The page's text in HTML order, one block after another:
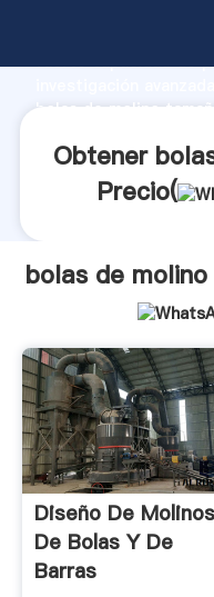
fuerte capacidad de
bolas de molino
Obtener
Precio(
bolas de
Diseño De Molinos
De Bolas Y De
Barras